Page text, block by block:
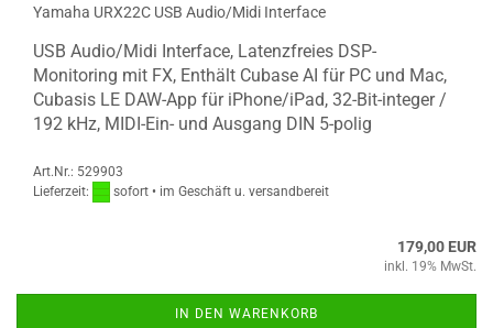
Yamaha URX22C USB Audio/Midi Interface
USB Audio/Midi Interface, Latenzfreies DSP-
Monitoring mit FX, Enthält Cubase AI für PC und Mac,
Cubasis LE DAW-App für iPhone/iPad, 32-Bit-integer /
192 kHz, MIDI-Ein- und Ausgang DIN 5-polig
Art.Nr.: 529903
Lieferzeit:
sofort • im Geschäft u. versandbereit
179,00 EUR
inkl. 19% MwSt.
IN DEN WARENKORB